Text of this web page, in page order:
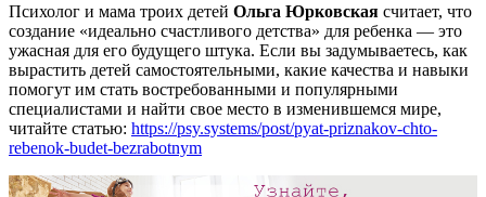
Психолог и мама троих детей Ольга Юрковская считает, что
создание «идеально счастливого детства» для ребенка — это
ужасная для его будущего штука. Если вы задумываетесь, как
вырастить детей самостоятельными, какие качества и навыки
помогут им стать востребованными и популярными
специалистами и найти свое место в изменившемся мире,
читайте статью: https://psy.systems/post/pyat-priznakov-chto-
rebenok-budet-bezrabotnym